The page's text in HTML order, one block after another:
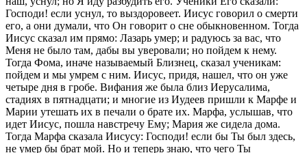
Господи! если уснул, то выздоровеет. Иисус говорил о смерти
его, а они думали, что Он говорит о сне обыкновенном. Тогда
Иисус сказал им прямо: Лазарь умер; и радуюсь за вас, что
Меня не было там, дабы вы уверовали; но пойдем к нему.
Тогда Фома, иначе называемый Близнец, сказал ученикам:
пойдем и мы умрем с ним. Иисус, придя, нашел, что он уже
четыре дня в гробе. Вифания же была близ Иерусалима,
стадиях в пятнадцати; и многие из Иудеев пришли к Марфе и
Марии утешать их в печали о брате их. Марфа, услышав, что
идет Иисус, пошла навстречу Ему; Мария же сидела дома.
Тогда Марфа сказала Иисусу: Господи! если бы Ты был здесь,
не умер бы брат мой. Но и теперь знаю, что чего Ты